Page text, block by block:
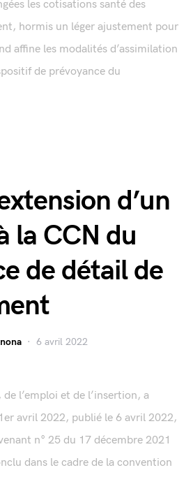
les cotisations santé des
hormis un léger ajustement pour
affine les modalités d’assimilation
de prévoyance du
d’un
la CCN du
de détail de
6 avril 2022
l’emploi et de l’insertion, a
avril 2022, publié le 6 avril 2022,
n° 25 du 17 décembre 2021
dans le cadre de la convention